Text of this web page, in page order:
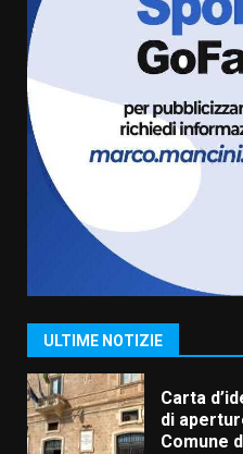
ULTIME NOTIZIE
dal
5 Agosto
Truffatori
frazioni
5 Agosto
1
da fuoco
6 Agosto
Carta
di
Comune